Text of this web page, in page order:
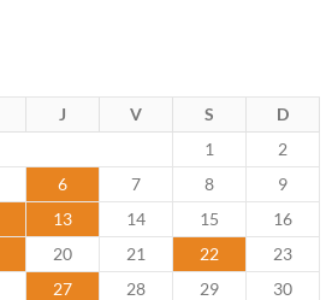
J V S
D
1
2
6 7 8
9
13 14 15
16
20 21 22
23
27 28 29
30